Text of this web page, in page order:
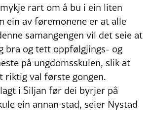
rart om å bu i ein liten
ein av føremonene er at alle
samangengen vil det seie at
bra og tett oppfølgjings- og
på ungdomsskulen, slik at
riktig val første gongen.
i Siljan før dei byrjer på
ein annan stad, seier Nystad